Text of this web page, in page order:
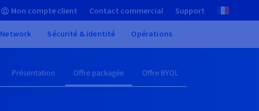
Mon compte client Contact commercial Support
Network Sécurité & identité Opérations
Présentation Offre packagée Offre BYOL